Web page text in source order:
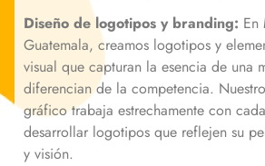
Diseño de logotipos y branding: En
Guatemala, creamos logotipos y
visual que capturan la esencia de una
diferencian de la competencia.
gráfico trabaja estrechamente con
desarrollar logotipos que reflejen su
y visión.